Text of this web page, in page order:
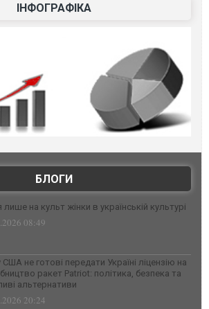
ІНФОГРАФІКА
БЛОГИ
лише на культ жінки в українській культурі
08:49
не готові передати Україні ліцензію на
ракет Patriot: політика, безпека та
альтернативи
20:24